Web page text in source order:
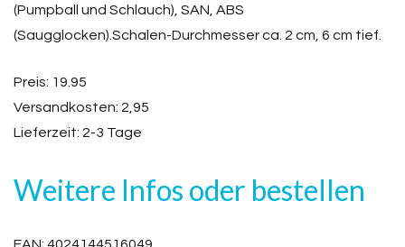
(Pumpball und Schlauch), SAN, ABS
(Saugglocken).Schalen-Durchmesser ca. 2 cm, 6 cm tief.
Preis: 19.95
Versandkosten: 2,95
Lieferzeit: 2-3 Tage
Weitere Infos oder bestellen